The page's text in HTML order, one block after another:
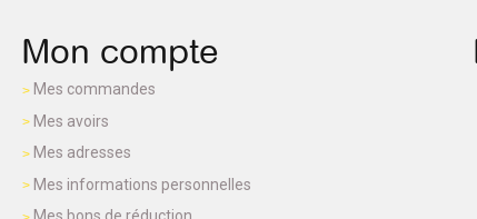
Mon compte
Mes commandes
Mes avoirs
Mes adresses
Mes informations personnelles